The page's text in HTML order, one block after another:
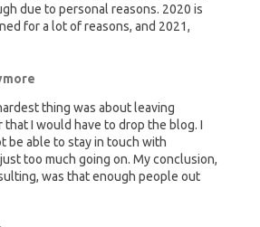
due to personal reasons. 2020 is
for a lot of reasons, and 2021,
thing was about leaving
that I would have to drop the blog. I
be able to stay in touch with
too much going on. My conclusion,
was that enough people out